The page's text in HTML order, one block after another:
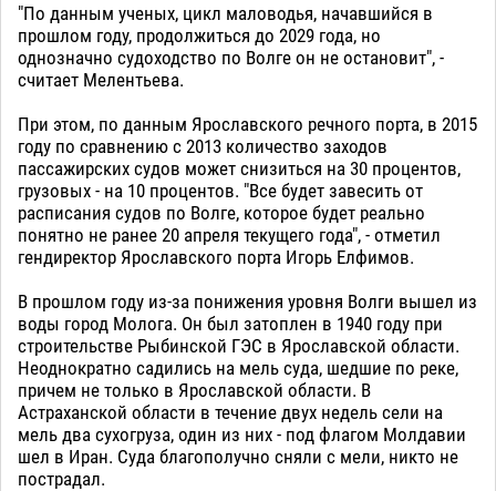
"По данным ученых, цикл маловодья, начавшийся в
прошлом году, продолжиться до 2029 года, но
однозначно судоходство по Волге он не остановит", -
считает Мелентьева.
При этом, по данным Ярославского речного порта, в 2015
году по сравнению с 2013 количество заходов
пассажирских судов может снизиться на 30 процентов,
грузовых - на 10 процентов. "Все будет завесить от
расписания судов по Волге, которое будет реально
понятно не ранее 20 апреля текущего года", - отметил
гендиректор Ярославского порта Игорь Елфимов.
В прошлом году из-за понижения уровня Волги вышел из
воды город Молога. Он был затоплен в 1940 году при
строительстве Рыбинской ГЭС в Ярославской области.
Неоднократно садились на мель суда, шедшие по реке,
причем не только в Ярославской области. В
Астраханской области в течение двух недель сели на
мель два сухогруза, один из них - под флагом Молдавии
шел в Иран. Суда благополучно сняли с мели, никто не
пострадал.